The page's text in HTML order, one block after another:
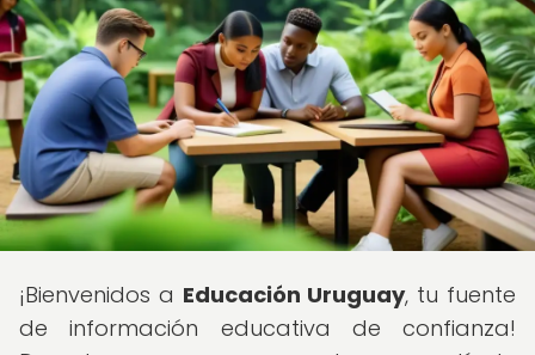
¡Bienvenidos a Educación Uruguay, tu fuente
de información educativa de confianza!